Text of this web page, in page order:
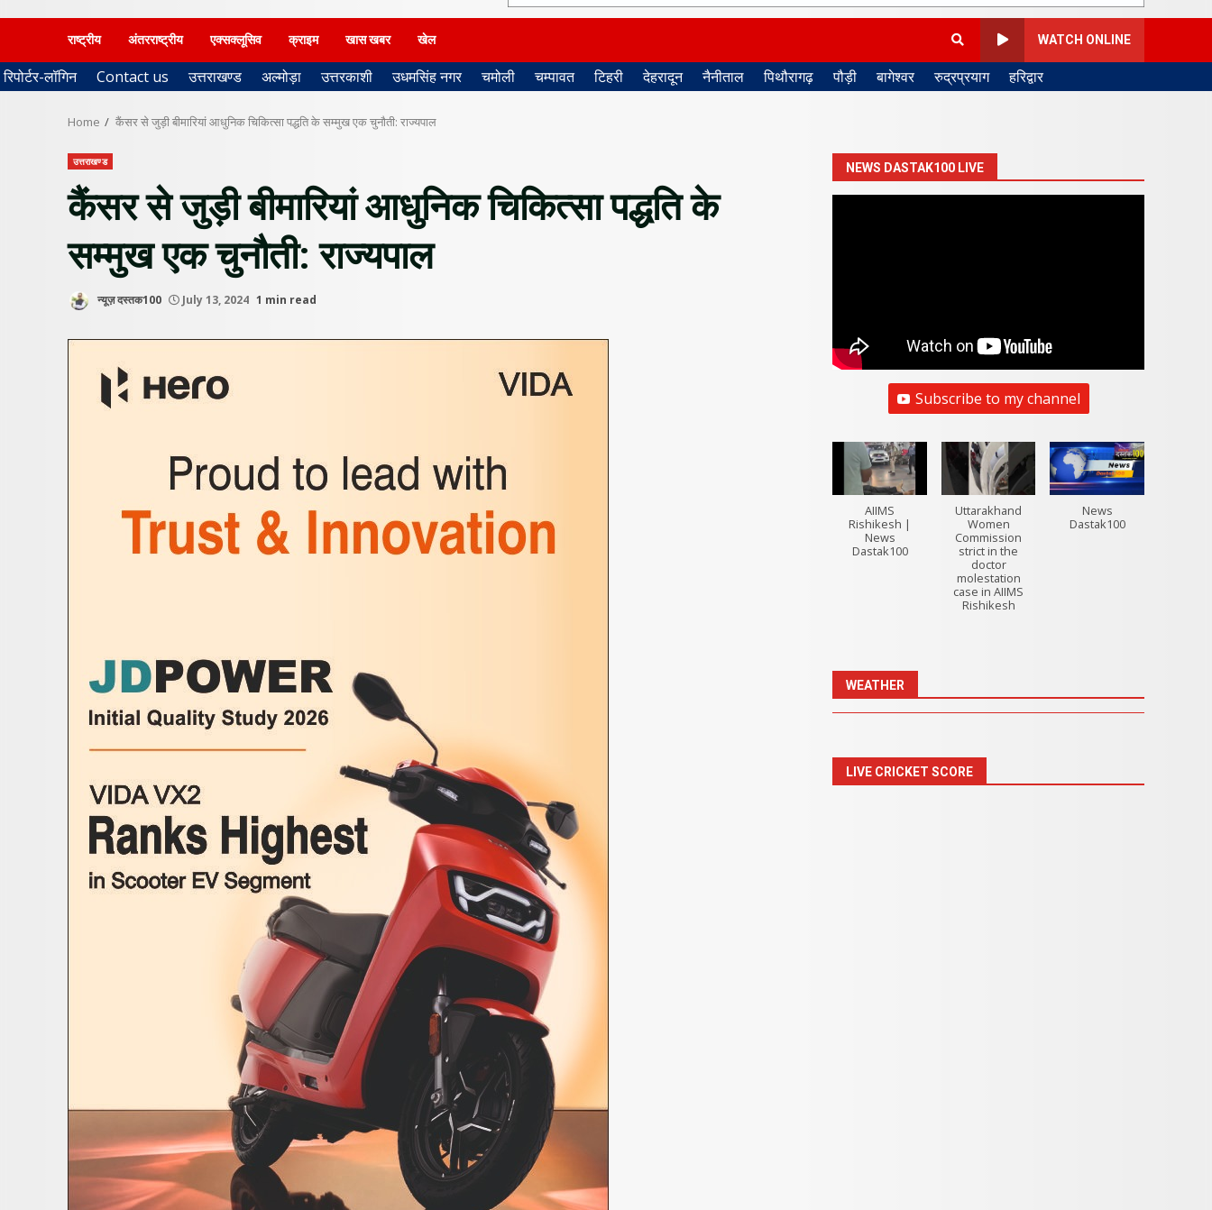
राष्ट्रीय अंतरराष्ट्रीय एक्सक्लूसिव क्राइम खास खबर खेल WATCH ONLINE
रिपोर्टर-लॉगिन Contact us उत्तराखण्ड अल्मोड़ा उत्तरकाशी उधमसिंह नगर चमोली चम्पावत टिहरी देहरादून नैनीताल पिथौरागढ़ पौड़ी बागेश्वर रुद्रप्रयाग हरिद्वार
Home कैंसर से जुड़ी बीमारियां आधुनिक चिकित्सा पद्धति के सम्मुख एक चुनौती: राज्यपाल
उत्तराखण्ड
कैंसर से जुड़ी बीमारियां आधुनिक चिकित्सा पद्धति के
सम्मुख एक चुनौती: राज्यपाल
न्यूज़ दस्तक100 July 13, 2024 1 min read
NEWS DASTAK100 LIVE
Subscribe to my channel
AIIMS
Rishikesh |
News
Dastak100
Uttarakhand
Women
Commission
strict in the
doctor
molestation
case in AIIMS
Rishikesh
News
Dastak100
WEATHER
LIVE CRICKET SCORE